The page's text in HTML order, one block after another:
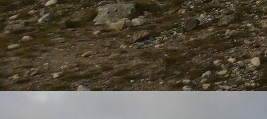
21_CarTeck_GSW_40-L_Mittelsicke